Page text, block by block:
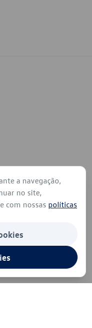
a navegação,
no site,
com nossas políticas